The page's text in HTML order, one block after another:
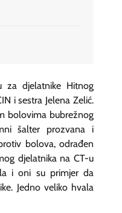
za djelatnike Hitnog
i sestra Jelena Zelić.
bolovima bubrežnog
šalter prozvana i
bolova, odrađen
djelatnika na CT-u
i oni su primjer da
Jedno veliko hvala